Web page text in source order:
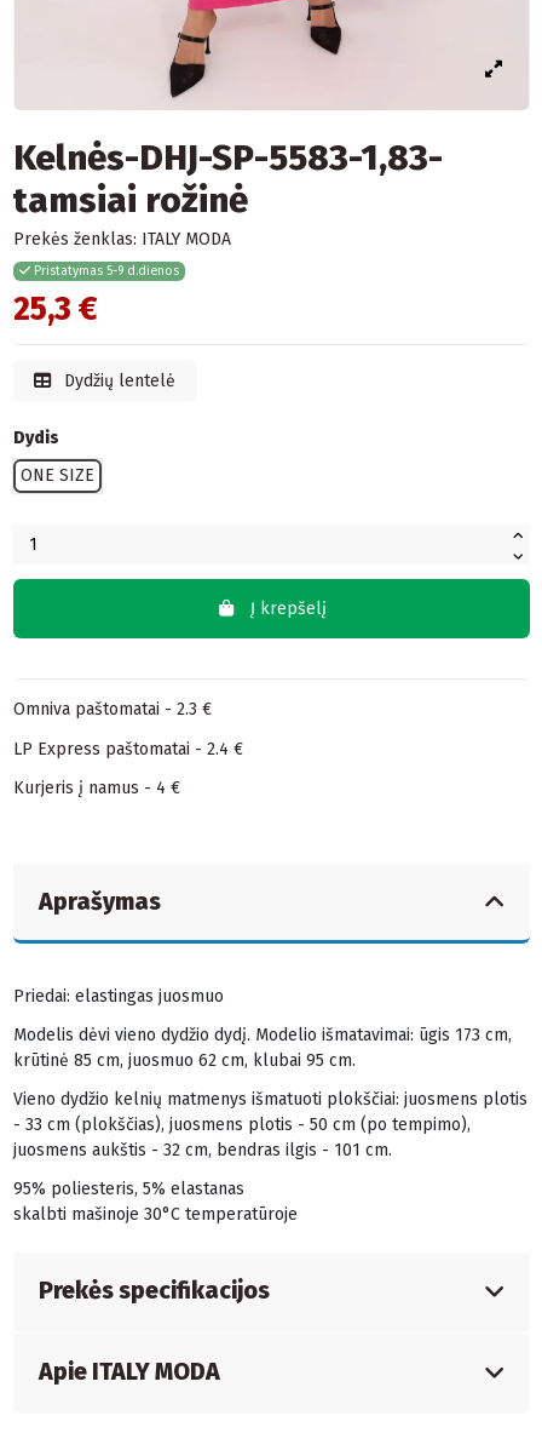
Kelnės-DHJ-SP-5583-1,83-
tamsiai rožinė
Prekės ženklas: ITALY MODA
Pristatymas 5-9 d.dienos
25,3 €
Dydžių lentelė
Dydis
ONE SIZE
Į krepšelį
Omniva paštomatai - 2.3 €
LP Express paštomatai - 2.4 €
Kurjeris į namus - 4 €
Aprašymas
Priedai: elastingas juosmuo
Modelis dėvi vieno dydžio dydį. Modelio išmatavimai: ūgis 173 cm,
krūtinė 85 cm, juosmuo 62 cm, klubai 95 cm.
Vieno dydžio kelnių matmenys išmatuoti plokščiai: juosmens plotis
- 33 cm (plokščias), juosmens plotis - 50 cm (po tempimo),
juosmens aukštis - 32 cm, bendras ilgis - 101 cm.
95% poliesteris, 5% elastanas
skalbti mašinoje 30°C temperatūroje
Prekės specifikacijos
Apie ITALY MODA